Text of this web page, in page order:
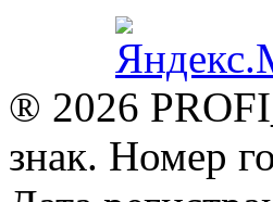
® 2026
знак. Номер